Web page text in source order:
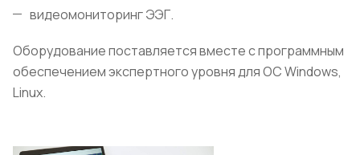
видеомониторинг ЭЭГ.
Оборудование поставляется вместе с программным
обеспечением экспертного уровня для OC Windows,
Linux.